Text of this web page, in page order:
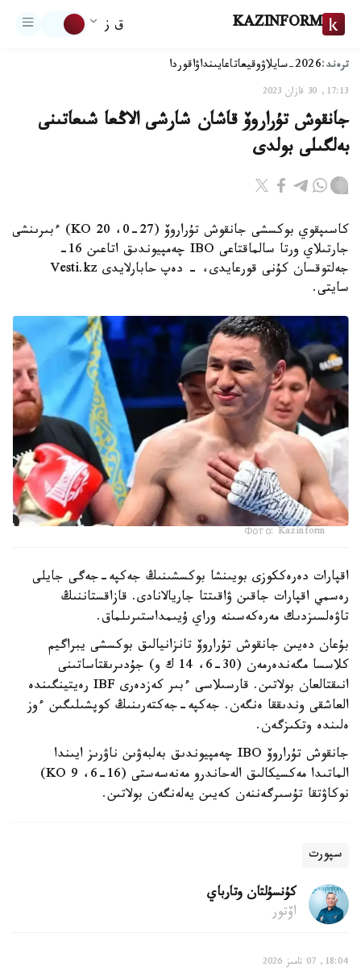
KAZINFORM ق ز
ترەند:2026-سايلاۋ وقيعاتاعايىنداۋاقوردا
17:13, 30 قازان 2023
جانقوش تۇراروۆ قاشان شارشى الاڭعا شىعاتىنى
بەلگىلى بولدى
كاسىپقوي بوكسشى جانقوش تۇراروۆ (27-0، 20 KO) ءبىرىنشى
جارتىلاي ورتا سالماقتاعى IBO چەمپيوندىق اتاعىن 16-
جەلتوقسان كۇنى قورعايدى، - دەپ حابارلايدى Vesti.kz
سايتى.
Фото: Kazinform
اقپارات دەرەككوزى بويىنشا بوكسشىنىڭ جەكپە-جەگى جايلى
رەسمي اقپارات جاقىن ۋاقىتتا جاريالانادى. قازاقستاننىڭ
تاۋەلسىزدىك مەرەكەسىنە وراي ۇيىمداستىرىلماق.
بۇعان دەيىن جانقوش تۇراروۆ تانزانيالىق بوكسشى يبراگيم
كلاسسا مگەندەرمەن (30-6، 14 ك و) جۇدىرىقتاساتىنى
انىقتالعان بولاتىن. قارسىلاسى ءبىر كەزدەرى IBF رەيتينگىندە
العاشقى وندىققا ەنگەن. جەكپە-جەكتەرىنىڭ كوپشىلىگىن ءوز
ەلىندە وتكىزگەن.
جانقوش تۇراروۆ IBO چەمپيوندىق بەلبەۋىن ناۋرىز ايىندا
الماتىدا مەكسيكالىق الەحاندرو مەنەسەستى (16-6، 9 KO)
نوكاۋتقا تۇسىرگەننەن كەيىن يەلەنگەن بولاتىن.
سپورت
كۇنسۇلتان وتارباي
اۆتور
18:04, 07 تامىز 2026